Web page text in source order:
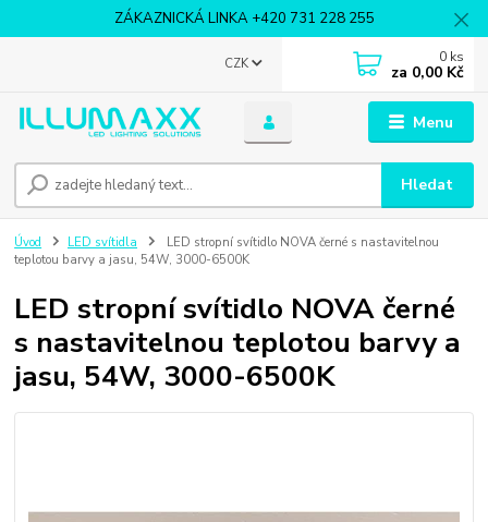
ZÁKAZNICKÁ LINKA +420 731 228 255
Menu
CZK
Hledat
0 ks
za 0,00 Kč
Úvod LED svítidla
LED stropní svítidlo NOVA černé s nastavitelnou
teplotou barvy a jasu, 54W, 3000-6500K
LED stropní svítidlo NOVA černé
s nastavitelnou teplotou barvy a
jasu, 54W, 3000-6500K